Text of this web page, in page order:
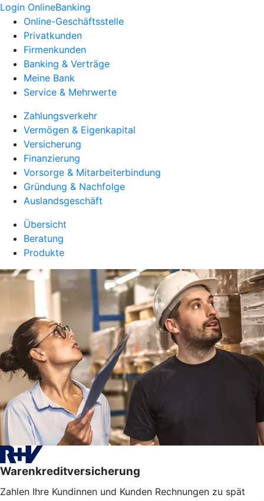
Login OnlineBanking
Online-Geschäftsstelle
Privatkunden
Firmenkunden
Banking & Verträge
Meine Bank
Service & Mehrwerte
Zahlungsverkehr
Vermögen & Eigenkapital
Versicherung
Finanzierung
Vorsorge & Mitarbeiterbindung
Gründung & Nachfolge
Auslandsgeschäft
Übersicht
Beratung
Produkte
Warenkreditversicherung
Zahlen Ihre Kundinnen und Kunden Rechnungen zu spät